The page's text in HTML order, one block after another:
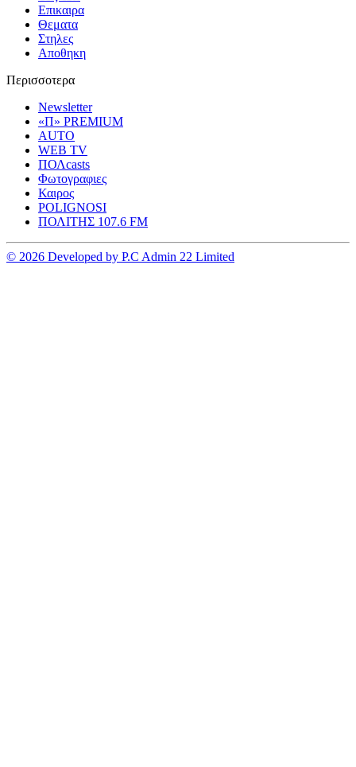
Επικαιρα
Θεματα
Στηλες
Αποθηκη
Περισσοτερα
Newsletter
«Π» PREMIUM
AUTO
WEB TV
ΠΟΛcasts
Φωτογραφιες
Καιρος
POLIGNOSI
ΠΟΛΙΤΗΣ 107.6 FM
© 2026 Developed by P.C Admin 22 Limited